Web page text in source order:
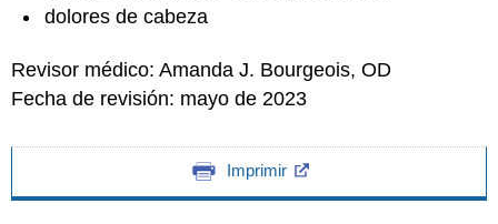
dolores de cabeza
Revisor médico: Amanda J. Bourgeois, OD
Fecha de revisión: mayo de 2023
Imprimir